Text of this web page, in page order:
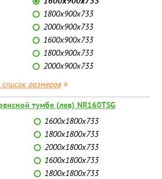
1800х900х733
2000х900х733
1600х900х733
1800х900х733
2000х900х733
размеров»
тумбе (лев) NR160TSG
1600х1800х733
1800х1800х733
2000х1800х733
1600х1800х733
1800х1800х733